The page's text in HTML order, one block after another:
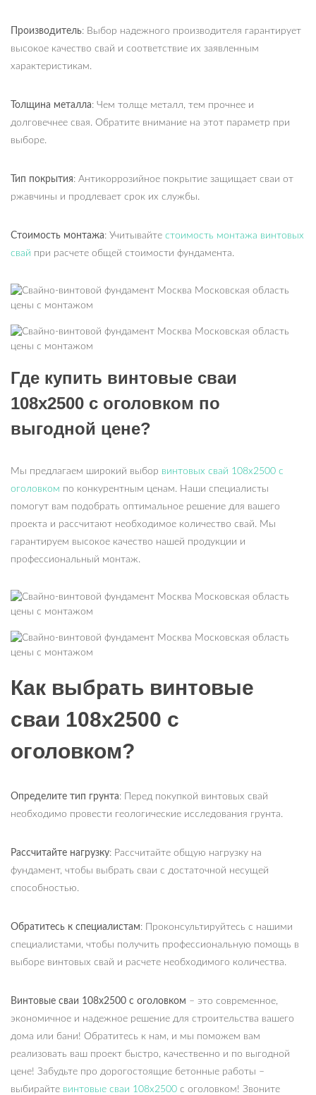
Производитель: Выбор надежного производителя гарантирует
высокое качество свай и соответствие их заявленным
характеристикам.
Толщина металла: Чем толще металл, тем прочнее и
долговечнее свая. Обратите внимание на этот параметр при
выборе.
Тип покрытия: Антикоррозийное покрытие защищает сваи от
ржавчины и продлевает срок их службы.
Стоимость монтажа: Учитывайте стоимость монтажа винтовых
свай при расчете общей стоимости фундамента.
Где купить винтовые сваи
108х2500 с оголовком по
выгодной цене?
Мы предлагаем широкий выбор винтовых свай 108х2500 с
оголовком по конкурентным ценам. Наши специалисты
помогут вам подобрать оптимальное решение для вашего
проекта и рассчитают необходимое количество свай. Мы
гарантируем высокое качество нашей продукции и
профессиональный монтаж.
Как выбрать винтовые
сваи 108х2500 с
оголовком?
Определите тип грунта: Перед покупкой винтовых свай
необходимо провести геологические исследования грунта.
Рассчитайте нагрузку: Рассчитайте общую нагрузку на
фундамент, чтобы выбрать сваи с достаточной несущей
способностью.
Обратитесь к специалистам: Проконсультируйтесь с нашими
специалистами, чтобы получить профессиональную помощь в
выборе винтовых свай и расчете необходимого количества.
Винтовые сваи 108х2500 с оголовком – это современное,
экономичное и надежное решение для строительства вашего
дома или бани! Обратитесь к нам, и мы поможем вам
реализовать ваш проект быстро, качественно и по выгодной
цене! Забудьте про дорогостоящие бетонные работы –
выбирайте винтовые сваи 108х2500 с оголовком! Звоните